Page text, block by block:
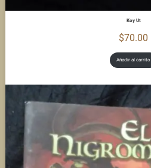
Koy Ut
$70.00
Añadir al carrito